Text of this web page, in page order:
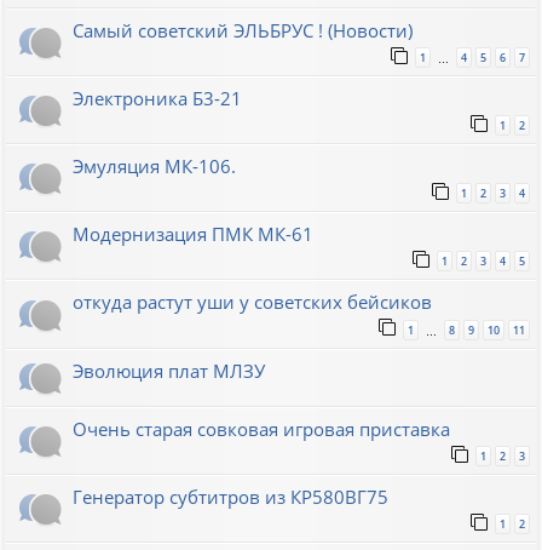
Самый советский ЭЛЬБРУС ! (Новости)
1 … 4 5 6 7
Электроника Б3-21
1 2
Эмуляция МК-106.
1 2 3 4
Модернизация ПМК МК-61
1 2 3 4 5
откуда растут уши у советских бейсиков
1 8 9 10 11
Эволюция плат МЛЗУ
Очень старая совковая игровая приставка
1 2 3
Генератор субтитров из КР580ВГ75
1 2